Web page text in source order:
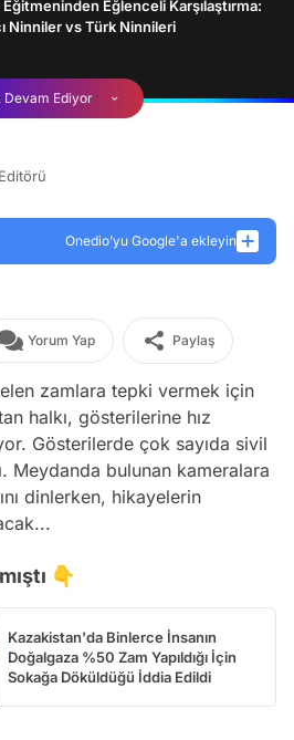
Eğlenceli Karşılaştırma:
Ninniler vs Türk Ninnileri
Devam Ediyor
Onedio’yu Google'a ekleyin
Yorum Yap Paylaş
zamlara tepki vermek için
halkı, gösterilerine hız
Gösterilerde çok sayıda sivil
Meydanda bulunan kameralara
dinlerken, hikayelerin
👇
Kazakistan'da Binlerce İnsanın
Doğalgaza %50 Zam Yapıldığı İçin
Sokağa Döküldüğü İddia Edildi